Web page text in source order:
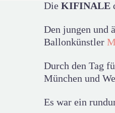
Die KIFINALE
Den jungen und
Ballonkünstler
Durch den Tag
München und
Es war ein